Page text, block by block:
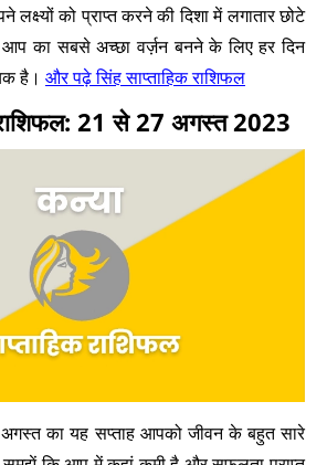
को प्राप्त करने की दिशा में लगातार छोटे
का सबसे अच्छा वर्ज़न बनने के लिए हर दिन
है। और पढ़े सिंह साप्ताहिक राशिफल
राशिफल: 21 से 27 अगस्त 2023
अगस्त का यह सप्ताह आपको जीवन के बहुत सारे